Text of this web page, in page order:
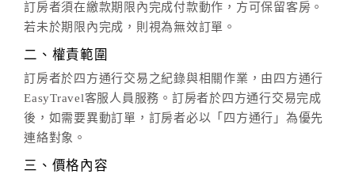
訂房者須在繳款期限內完成付款動作，方可保留客房。
若未於期限內完成，則視為無效訂單。
二、權責範圍
訂房者於四方通行交易之紀錄與相關作業，由四方通行
EasyTravel客服人員服務。訂房者於四方通行交易完成
後，如需要異動訂單，訂房者必以「四方通行」為優先
連絡對象。
三、價格內容